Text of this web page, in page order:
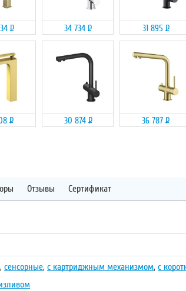
Р 34 734 Р 31 895 Р
Р 30 874 Р 36 787 Р
Отзывы Сертификат
, сенсорные, с картриджным механизмом, с